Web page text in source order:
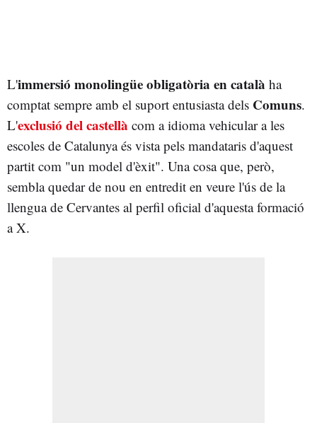
L'immersió monolingüe obligatòria en català ha
comptat sempre amb el suport entusiasta dels Comuns.
L'exclusió del castellà com a idioma vehicular a les
escoles de Catalunya és vista pels mandataris d'aquest
partit com "un model d'èxit". Una cosa que, però,
sembla quedar de nou en entredit en veure l'ús de la
llengua de Cervantes al perfil oficial d'aquesta formació
a X.